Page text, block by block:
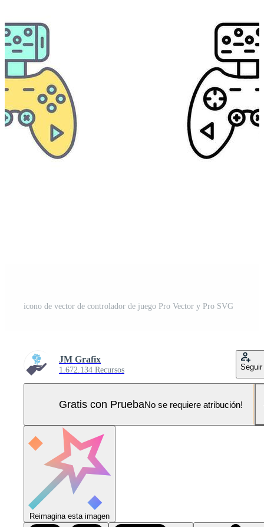
icono de vector de controlador de juego Pro Vector y Pro SVG
JM Grafix
1.672.134 Recursos Seguir
Gratis con PruebaNo se requiere atribución!
Reimagina esta imagen